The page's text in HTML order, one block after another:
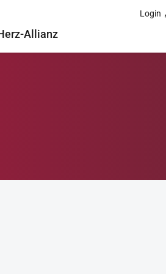
Allianz
Login